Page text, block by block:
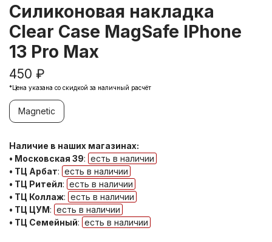
Силиконовая накладка
Clear Case MagSafe IPhone
13 Pro Max
450 ₽
*Цена указана со скидкой за наличный расчёт
Наличие в наших магазинах:
• Московская 39: есть в наличии
• ТЦ Арбат: есть в наличии
• ТЦ Ритейл: есть в наличии
• ТЦ Коллаж: есть в наличии
• ТЦ ЦУМ: есть в наличии
• ТЦ Семейный: есть в наличии
Magnetic